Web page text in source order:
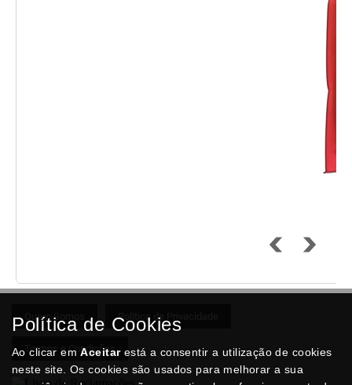
Quem Somos Politica de Privacidade
Termos e Condições
Política de Cookies
Ao clicar emAceitarestá a consentir a utilização de cookies
neste site. Os cookies são usados para melhorar a sua